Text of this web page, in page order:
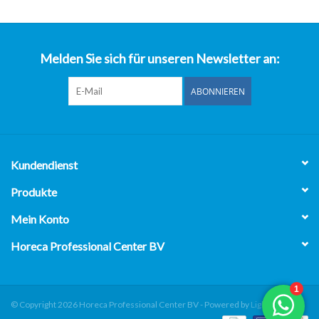
Melden Sie sich für unseren Newsletter an:
ABONNIEREN
Kundendienst
Produkte
Mein Konto
Horeca Professional Center BV
© Copyright 2026 Horeca Professional Center BV - Powered by Lightspeed